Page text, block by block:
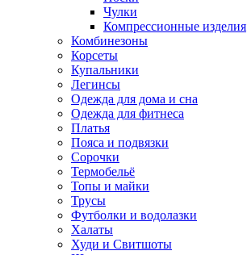
Чулки
Компрессионные изделия
Комбинезоны
Корсеты
Купальники
Легинсы
Одежда для дома и сна
Одежда для фитнеса
Платья
Пояса и подвязки
Сорочки
Термобельё
Топы и майки
Трусы
Футболки и водолазки
Халаты
Худи и Свитшоты